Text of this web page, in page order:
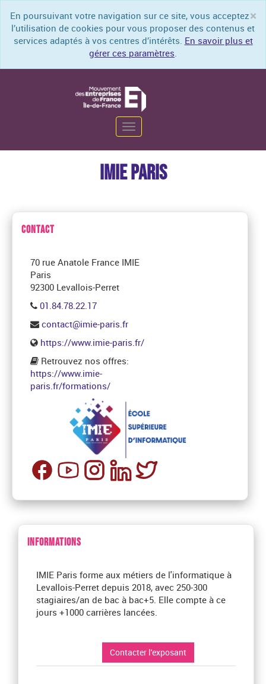
×
En poursuivant votre navigation sur ce site, vous acceptez
l’utilisation de cookies pour vous proposer des contenus et
services adaptés à vos centres d’intérêts. En savoir plus et
gérer ces paramètres.
Toggle
navigation
IMIE PARIS
CONTACT
70 rue Anatole France IMIE
Paris
92300 Levallois-Perret
01.84.78.22.17
contact@imie-paris.fr
https://www.imie-paris.fr/
Retrouvez nos offres:
https://www.imie-
paris.fr/formations/
INFORMATIONS
IMIE Paris forme aux métiers de l'informatique à
Levallois-Perret depuis 2018, avec 250-300
stagiaires/an de bac à bac+5. Elle compte à ce
jours +1000 carrières lancées.
Contacter l'exposant